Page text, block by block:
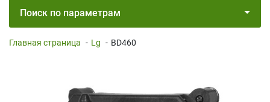
Поиск по параметрам
Главная страница - Lg - BD460